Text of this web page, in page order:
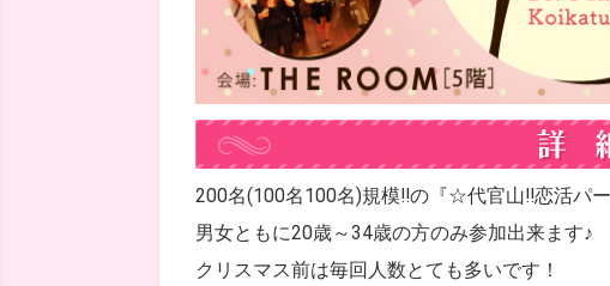
200名(100名100名)規模!!の『☆代官山!!恋活パ
男女ともに20歳～34歳の方のみ参加出来ます♪
クリスマス前は毎回人数とても多いです！